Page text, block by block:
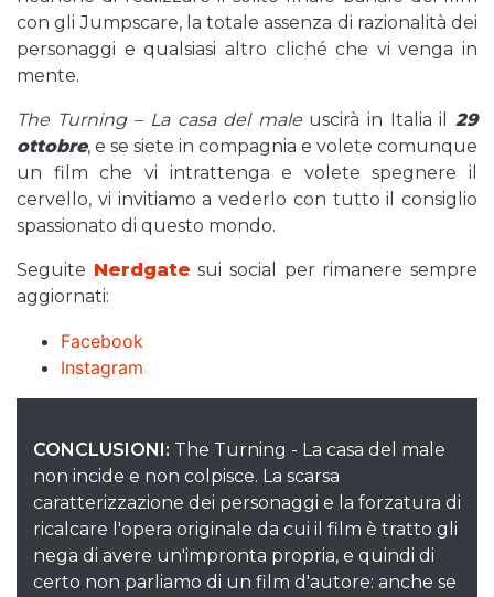
con gli Jumpscare, la totale assenza di razionalità dei
personaggi e qualsiasi altro cliché che vi venga in
mente.
The Turning – La casa del maleuscirà in Italia il29
ottobre, e se siete in compagnia e volete comunque
un film che vi intrattenga e volete spegnere il
cervello, vi invitiamo a vederlo con tutto il consiglio
spassionato di questo mondo.
Seguite Nerdgate sui social per rimanere sempre
aggiornati:
Facebook
Instagram
CONCLUSIONI: The Turning - La casa del male
non incide e non colpisce. La scarsa
caratterizzazione dei personaggi e la forzatura di
ricalcare l'opera originale da cui il film è tratto gli
nega di avere un'impronta propria, e quindi di
certo non parliamo di un film d'autore: anche se